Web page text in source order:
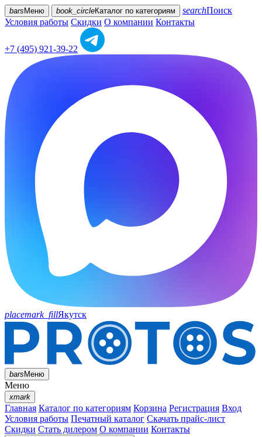
bars Меню book_circleКаталог по категориям searchПоиск
Условия работы Скидки О компании Контакты
+7 (495) 921-39-22
placemark_fillЯкутск
barsМеню
Меню
xmark
Главная Каталог по категориям Корзина Регистрация Вход
Условия работы Печатный каталог Скачать прайс-лист
Скидки Стать дилером О компании Контакты